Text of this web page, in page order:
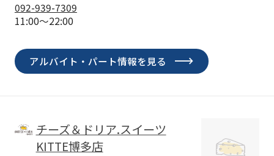
092-939-7309
11:00～22:00
アルバイト・パート情報を見る
チーズ＆ドリア.スイーツ
KITTE博多店